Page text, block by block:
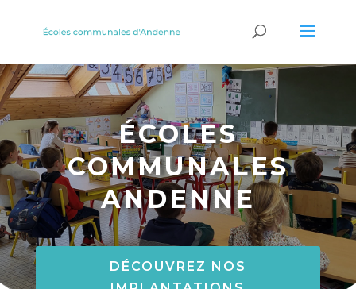
ÉCOLES
COMMUNALES
ANDENNE
DÉCOUVREZ NOS